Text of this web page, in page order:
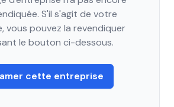
S'il s'agit de votre
vous pouvez la revendiquer
le bouton ci-dessous.
cette entreprise